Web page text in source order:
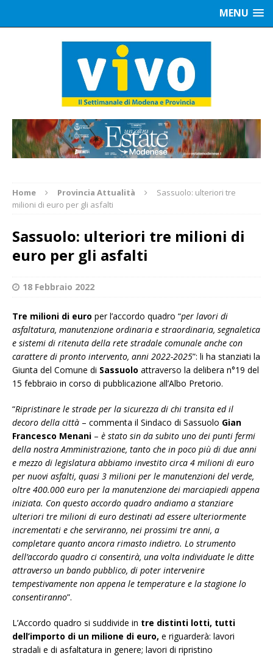
MENU
Home Provincia Attualità
Sassuolo: ulteriori tre
milioni di euro per gli asfalti
Sassuolo: ulteriori tre milioni di
euro per gli asfalti
18 Febbraio 2022
Tre milioni di euro per l’accordo quadro “per lavori di
asfaltatura, manutenzione ordinaria e straordinaria, segnaletica
e sistemi di ritenuta della rete stradale comunale anche con
carattere di pronto intervento, anni 2022-2025”: li ha stanziati la
Giunta del Comune di Sassuolo attraverso la delibera n°19 del
15 febbraio in corso di pubblicazione all’Albo Pretorio.
“Ripristinare le strade per la sicurezza di chi transita ed il
decoro della città – commenta il Sindaco di Sassuolo Gian
Francesco Menani – è stato sin da subito uno dei punti fermi
della nostra Amministrazione, tanto che in poco più di due anni
e mezzo di legislatura abbiamo investito circa 4 milioni di euro
per nuovi asfalti, quasi 3 milioni per le manutenzioni del verde,
oltre 400.000 euro per la manutenzione dei marciapiedi appena
iniziata. Con questo accordo quadro andiamo a stanziare
ulteriori tre milioni di euro destinati ad essere ulteriormente
incrementati e che serviranno, nei prossimi tre anni, a
completare quanto ancora rimasto indietro. Lo strumento
dell’accordo quadro ci consentirà, una volta individuate le ditte
attraverso un bando pubblico, di poter intervenire
tempestivamente non appena le temperature e la stagione lo
consentiranno”.
L’Accordo quadro si suddivide in tre distinti lotti, tutti
dell’importo di un milione di euro, e riguarderà: lavori
stradali e di asfaltatura in genere; lavori di ripristino